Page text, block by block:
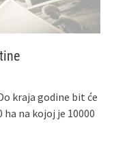
kraja godine bit će
na kojoj je 10000